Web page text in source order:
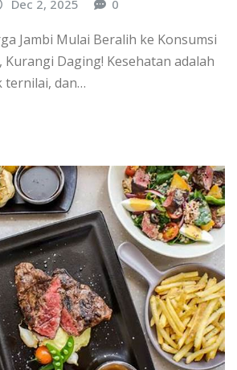
Dec 2, 2025 0
Jambi Mulai Beralih ke Konsumsi
Kurangi Daging! Kesehatan adalah
ternilai, dan…